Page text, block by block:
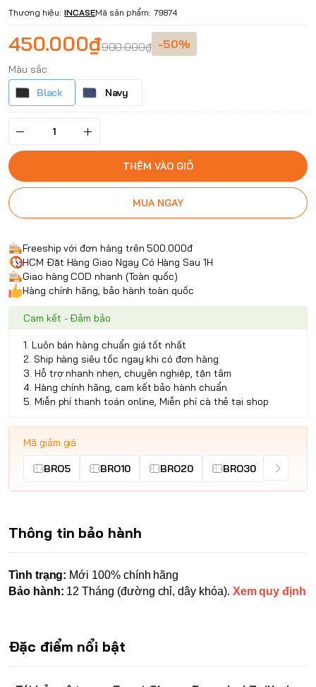
Thương hiệu: INCASEMã sản phẩm: 79874
450.000₫900.000₫ -50%
Màu sắc
Black
Navy
THÊM VÀO GIỎ
MUA NGAY
Freeship với đơn hàng trên 500.000đ
HCM Đặt Hàng Giao Ngay Có Hàng Sau 1H
Giao hàng COD nhanh (Toàn quốc)
Hàng chính hãng, bảo hành toàn quốc
Cam kết - Đảm bảo
1. Luôn bán hàng chuẩn giá tốt nhất
2. Ship hàng siêu tốc ngay khi có đơn hàng
3. Hỗ trợ nhanh nhẹn, chuyên nghiệp, tận tâm
4. Hàng chính hãng, cam kết bảo hành chuẩn
5. Miễn phí thanh toán online, Miễn phí cà thẻ tại shop
Mã giảm giá
BRO5 BRO10 BRO20 BRO30
Thông tin bảo hành
Tình trạng: Mới 100% chính hãng
Bảo hành: 12 Tháng (đường chỉ, dây khóa). Xem quy định
Đặc điểm nổi bật